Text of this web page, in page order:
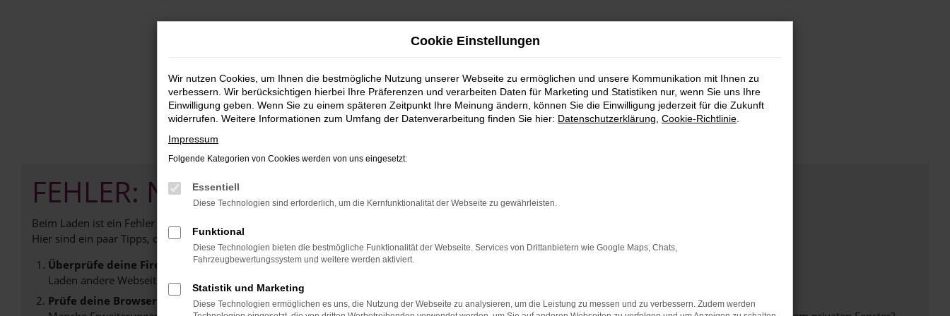
FEHLER: NETWORK ERROR
Beim Laden ist ein Fehler aufgetreten.
Hier sind ein paar Tipps, die dir helfen können:
Überprüfe deine Firewall und deine Internetverbindung.
Laden andere Webseiten, zum Beispiel deine Suchmaschine?
Prüfe deine Browsererweiterungen.
Cookie Einstellungen
Wir nutzen Cookies, um Ihnen die bestmögliche Nutzung unserer Webseite zu ermöglichen und unsere Kommunikation mit Ihnen zu
verbessern. Wir berücksichtigen hierbei Ihre Präferenzen und verarbeiten Daten für Marketing und Statistiken nur, wenn Sie uns Ihre
Einwilligung geben. Wenn Sie zu einem späteren Zeitpunkt Ihre Meinung ändern, können Sie die Einwilligung jederzeit für die Zukunft
widerrufen. Weitere Informationen zum Umfang der Datenverarbeitung finden Sie hier: Datenschutzerklärung Cookie-Richtlinie
Impressum
Folgende Kategorien von Cookies werden von uns eingesetzt:
Essentiell
Diese Technologien sind erforderlich, um die Kernfunktionalität der Webseite zu gewährleisten.
Funktional
Diese Technologien bieten die bestmögliche Funktionalität der Webseite. Services von Drittanbietern wie Google Maps, Chats,
Fahrzeugbewertungssystem und weitere werden aktiviert.
Statistik und Marketing
Diese Technologien ermöglichen es uns, die Nutzung der Webseite zu analysieren, um die Leistung zu messen und zu verbessern. Zudem werden